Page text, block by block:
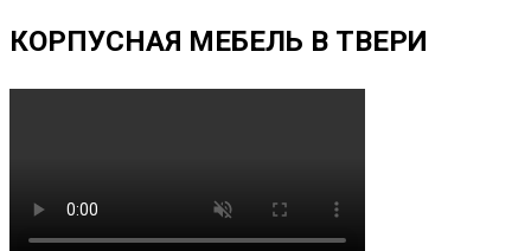
КОРПУСНАЯ МЕБЕЛЬ В ТВЕРИ